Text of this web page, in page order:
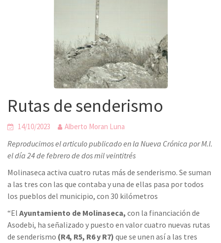
Rutas de senderismo
14/10/2023 Alberto Moran Luna
Reproducimos el articulo publicado en la Nueva Crónica por M.I.
el día 24 de febrero de dos mil veintitrés
Molinaseca activa cuatro rutas más de senderismo. Se suman
a las tres con las que contaba y una de ellas pasa por todos
los pueblos del municipio, con 30 kilómetros
“El Ayuntamiento de Molinaseca, con la financiación de
Asodebi, ha señalizado y puesto en valor cuatro nuevas rutas
de senderismo (R4, R5, R6 y R7) que se unen así a las tres